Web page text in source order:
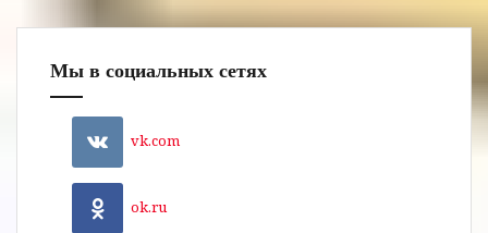
Мы в социальных сетях
vk.com
ok.ru